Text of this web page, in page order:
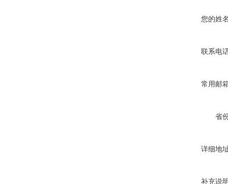
您的姓
联系电
常用邮
省
详细地
补充说